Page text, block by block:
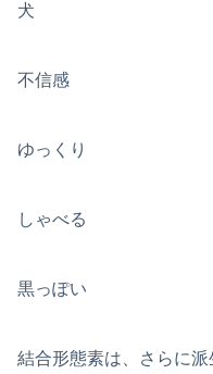
犬
不信感
ゆっくり
しゃべる
黒っぽい
結合形態素は、さらに